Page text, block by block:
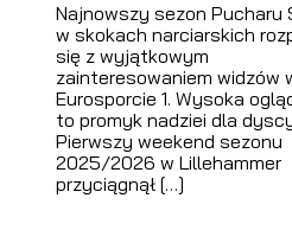
Najnowszy sezon Pucharu
w skokach narciarskich
się z wyjątkowym
zainteresowaniem widzów
Eurosporcie 1. Wysoka
to promyk nadziei dla
Pierwszy weekend sezonu
2025/2026 w Lillehammer
przyciągnął […]